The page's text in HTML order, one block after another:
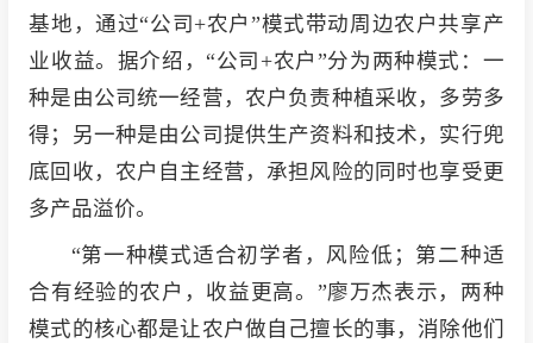
基地，通过“公司+农户”模式带动周边农户共享产
业收益。据介绍，“公司+农户”分为两种模式：一
种是由公司统一经营，农户负责种植采收，多劳多
得；另一种是由公司提供生产资料和技术，实行兜
底回收，农户自主经营，承担风险的同时也享受更
多产品溢价。
“第一种模式适合初学者，风险低；第二种适
合有经验的农户，收益更高。”廖万杰表示，两种
模式的核心都是让农户做自己擅长的事，消除他们